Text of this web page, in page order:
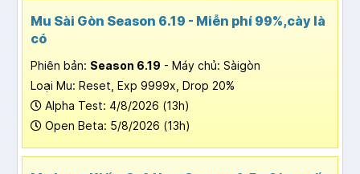
Mu Sài Gòn Season 6.19 - Miễn phí 99%,cày là
có
Phiên bản: Season 6.19 - Máy chủ: Sàigòn
Loại Mu: Reset, Exp 9999x, Drop 20%
Alpha Test: 4/8/2026 (13h)
Open Beta: 5/8/2026 (13h)